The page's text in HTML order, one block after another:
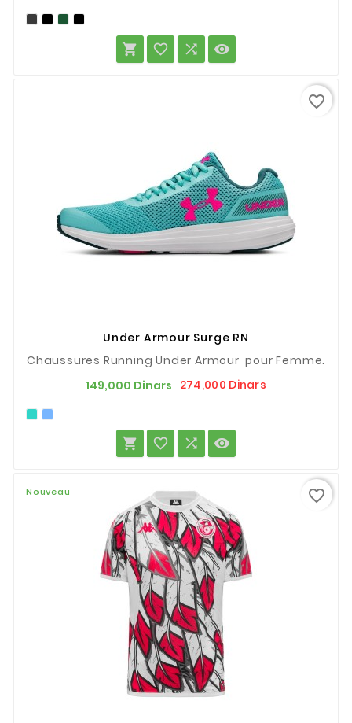
   
Under Armour Surge RN
Chaussures Running Under Armour pour Femme.
149,000 Dinars 274,000 DinarsPrix
Prix
   
favorite_border
Nouveau favorite_border